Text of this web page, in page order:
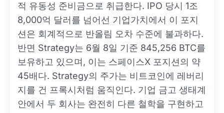
적 유동성 준비금으로 취급한다. IPO 당시 1조
8,000억 달러를 넘어선 기업가치에서 이 포지
션은 회계적으로 반올림 오차 수준에 불과하다.
반면 Strategy는 6월 8일 기준 845,256 BTC를
보유하고 있으며, 이는 스페이스X 포지션의 약
45배다. Strategy의 주가는 비트코인에 레버리
지를 건 프록시처럼 움직인다. 기업 금고 생태계
안에서 두 회사는 완전히 다른 철학을 구현하고